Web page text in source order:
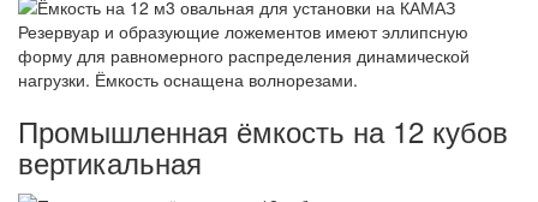
Резервуар и образующие ложементов имеют эллипсную
форму для равномерного распределения динамической
нагрузки. Ёмкость оснащена волнорезами.
Промышленная ёмкость на 12 кубов
вертикальная